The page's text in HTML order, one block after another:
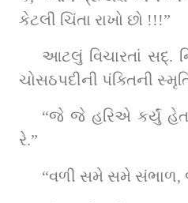
કેટલી ચિંતા રાખો છો !!!”
આટલું વિચારતાં સદ્‌. નિષ્કુળાનંદ સ્વામી રચિત
ચોસઠપદીની પંક્તિની
“જે જે હરિએ કર્યું
રે.”
“વળી સમે સમે સંભાળ,